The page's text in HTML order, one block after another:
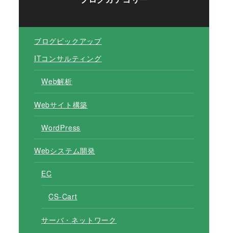
ブログピックアップ
ITコンサルティング
Web解析
Webサイト構築
WordPress
Webシステム開発
EC
CS-Cart
サーバ・ネットワーク